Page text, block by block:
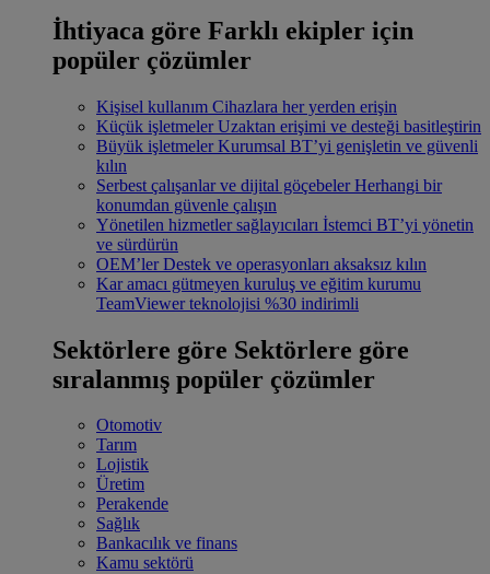
İhtiyaca göre Farklı ekipler için
popüler çözümler
Kişisel kullanım Cihazlara her yerden erişin
Küçük işletmeler Uzaktan erişimi ve desteği basitleştirin
Büyük işletmeler Kurumsal BT’yi genişletin ve güvenli
kılın
Serbest çalışanlar ve dijital göçebeler Herhangi bir
konumdan güvenle çalışın
Yönetilen hizmetler sağlayıcıları İstemci BT’yi yönetin
ve sürdürün
OEM’ler Destek ve operasyonları aksaksız kılın
Kar amacı gütmeyen kuruluş ve eğitim kurumu
TeamViewer teknolojisi %30 indirimli
Sektörlere göre Sektörlere göre
sıralanmış popüler çözümler
Otomotiv
Tarım
Lojistik
Üretim
Perakende
Sağlık
Bankacılık ve finans
Kamu sektörü